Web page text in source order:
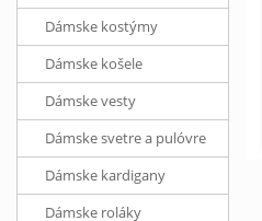
Dámske kostýmy
Dámske košele
Dámske vesty
Dámske svetre a pulóvre
Dámske kardigany
Dámske roláky